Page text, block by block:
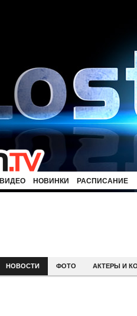
ВИДЕО НОВИНКИ РАСПИСАНИЕ
НОВОСТИ ФОТО АКТЕРЫ И